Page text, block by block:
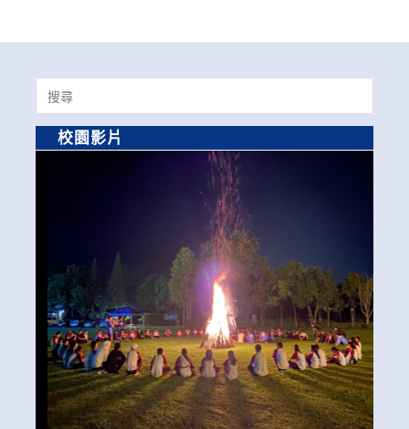
Search
for:
校園影片